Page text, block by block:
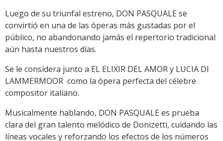
Luego de su triunfal estreno, DON PASQUALE se
convirtió en una de las óperas más gustadas por el
público, no abandonando jamás el repertorio tradicional
aún hasta nuestros días.
Se le considera junto a EL ELIXIR DEL AMOR y LUCIA DI
LAMMERMOOR como la ópera perfecta del célebre
compositor italiano.
Musicalmente hablando, DON PASQUALE es prueba
clara del gran talento melódico de Donizetti, cuidando las
líneas vocales y reforzando los efectos de los números